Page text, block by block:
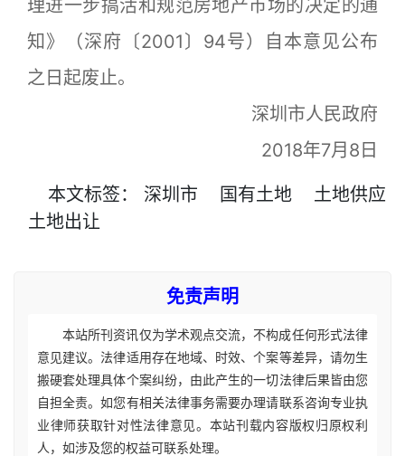
理进一步搞活和规范房地产市场的决定的通
知》（深府〔2001〕94号）自本意见公布
之日起废止。
深圳市人民政府
2018年7月8日
本文标签： 深圳市 国有土地
土地供应
土地出让
免责声明
本站所刊资讯仅为学术观点交流，不构成任何形式法律
意见建议。法律适用存在地域、时效、个案等差异，请勿生
搬硬套处理具体个案纠纷，由此产生的一切法律后果皆由您
自担全责。如您有相关法律事务需要办理请联系咨询专业执
业律师获取针对性法律意见。本站刊载内容版权归原权利
人，如涉及您的权益可联系处理。